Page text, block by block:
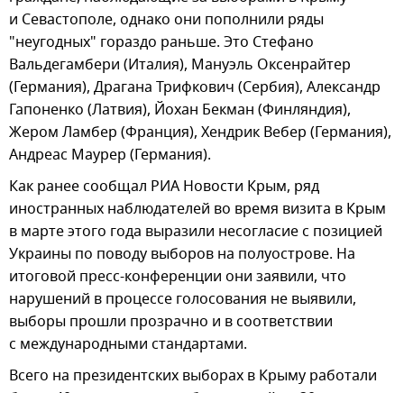
и Севастополе, однако они пополнили ряды
"неугодных" гораздо раньше. Это Стефано
Вальдегамбери (Италия), Мануэль Оксенрайтер
(Германия), Драгана Трифкович (Сербия), Александр
Гапоненко (Латвия), Йохан Бекман (Финляндия),
Жером Ламбер (Франция), Хендрик Вебер (Германия),
Андреас Маурер (Германия).
Как ранее сообщал РИА Новости Крым, ряд
иностранных наблюдателей во время визита в Крым
в марте этого года выразили несогласие с позицией
Украины по поводу выборов на полуострове. На
итоговой пресс-конференции они заявили, что
нарушений в процессе голосования не выявили,
выборы прошли прозрачно и в соответствии
с международными стандартами.
Всего на президентских выборах в Крыму работали